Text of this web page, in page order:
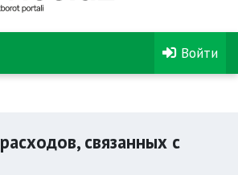
Войти
связанных с